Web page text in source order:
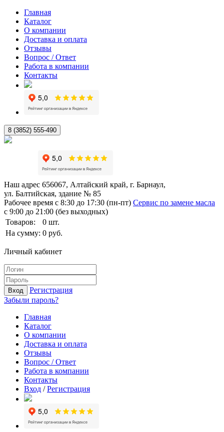
Главная
Каталог
О компании
Доставка и оплата
Отзывы
Вопрос / Ответ
Работа в компании
Контакты
8 (3852) 555-490
Наш адрес 656067, Алтайский край, г. Барнаул,
ул. Балтийская, здание № 85
Рабочее время с 8:30 до 17:30 (пн-пт) Сервис по замене масла
с 9:00 до 21:00 (без выходных)
Товаров:
0 шт.
На сумму: 0 руб.
Личный кабинет
Вход
Регистрация
Забыли пароль?
Главная
Каталог
О компании
Доставка и оплата
Отзывы
Вопрос / Ответ
Работа в компании
Контакты
Вход /Регистрация